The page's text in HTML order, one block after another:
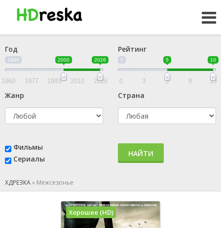
Год
1960 2000 2026
1960 1977 1993 2010 2026
Рейтинг
0 5 10
0 3 5 8 10
Жанр Страна
Фильмы
Сериалы
НАЙТИ
ХДРЕЗКА» Межсезонье
Хорошее (HD)